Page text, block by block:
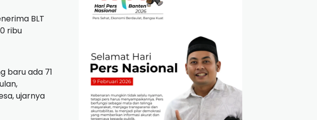
BLT
ribu
baru ada 71
ujarnya